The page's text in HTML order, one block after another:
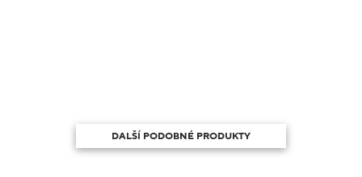
DALŠÍ PODOBNÉ PRODUKTY